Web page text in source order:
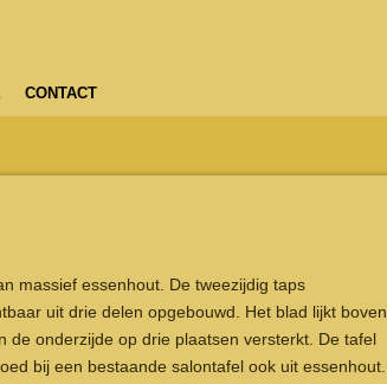
CONTACT
massief essenhout. De tweezijdig taps
uit drie delen opgebouwd. Het blad lijkt boven
de onderzijde op drie plaatsen versterkt. De tafel
bij een bestaande salontafel ook uit essenhout.